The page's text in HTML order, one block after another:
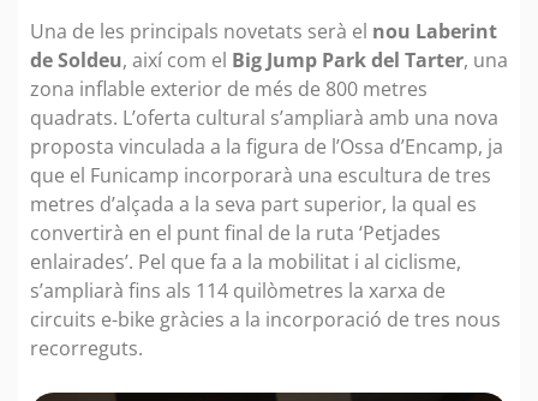
Una de les principals novetats serà el nou Laberint
de Soldeu, així com el Big Jump Park del Tarter, una
zona inflable exterior de més de 800 metres
quadrats. L’oferta cultural s’ampliarà amb una nova
proposta vinculada a la figura de l’Ossa d’Encamp, ja
que el Funicamp incorporarà una escultura de tres
metres d’alçada a la seva part superior, la qual es
convertirà en el punt final de la ruta ‘Petjades
enlairades’. Pel que fa a la mobilitat i al ciclisme,
s’ampliarà fins als 114 quilòmetres la xarxa de
circuits e-bike gràcies a la incorporació de tres nous
recorreguts.